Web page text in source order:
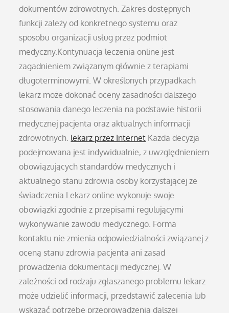
dokumentów zdrowotnych. Zakres dostępnych
funkcji zależy od konkretnego systemu oraz
sposobu organizacji usług przez podmiot
medyczny.Kontynuacja leczenia online jest
zagadnieniem związanym głównie z terapiami
długoterminowymi. W określonych przypadkach
lekarz może dokonać oceny zasadności dalszego
stosowania danego leczenia na podstawie historii
medycznej pacjenta oraz aktualnych informacji
zdrowotnych. lekarz przez Internet Każda decyzja
podejmowana jest indywidualnie, z uwzględnieniem
obowiązujących standardów medycznych i
aktualnego stanu zdrowia osoby korzystającej ze
świadczenia.Lekarz online wykonuje swoje
obowiązki zgodnie z przepisami regulującymi
wykonywanie zawodu medycznego. Forma
kontaktu nie zmienia odpowiedzialności związanej z
oceną stanu zdrowia pacjenta ani zasad
prowadzenia dokumentacji medycznej. W
zależności od rodzaju zgłaszanego problemu lekarz
może udzielić informacji, przedstawić zalecenia lub
wskazać potrzebę przeprowadzenia dalszej